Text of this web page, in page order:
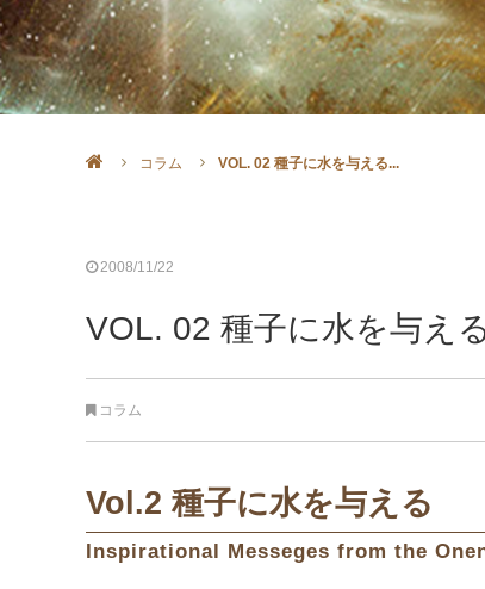
コラム VOL. 02 種子に水を与える...
2008/11/22
VOL. 02 種子に水を与え
コラム
Vol.2 種子に水を与える
Inspirational Messeges from the